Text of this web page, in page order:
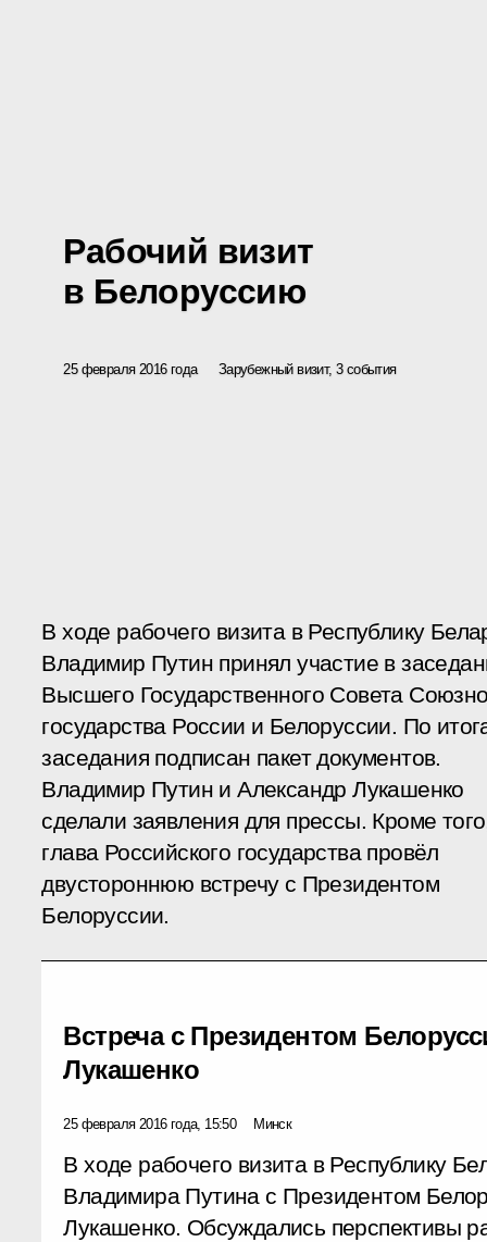
Рабочий визит
в Белоруссию
25 февраля 2016 года Зарубежный визит, 3 события
В ходе рабочего визита в Республику
Владимир Путин принял участие в
Высшего Государственного Совета
государства России и Белоруссии. По
заседания подписан пакет документов.
Владимир Путин и Александр Лукашенко
сделали заявления для прессы. Кроме
глава Российского государства провёл
двустороннюю встречу с Президентом
Белоруссии.
Встреча с Президентом
Лукашенко
25 февраля 2016 года, 15:50 Минск
В ходе рабочего визита в Республику
Владимира Путина с Президентом
Лукашенко. Обсуждались перспективы